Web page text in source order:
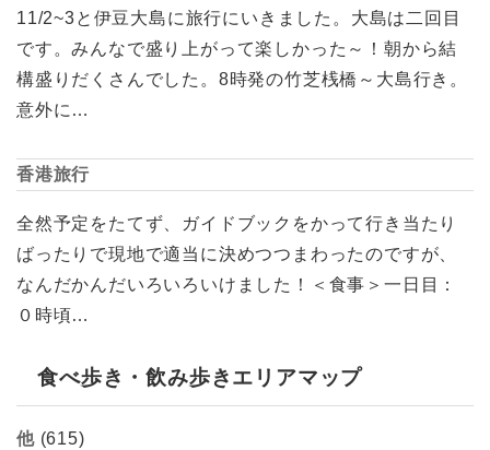
11/2~3と伊豆大島に旅行にいきました。大島は二回目
です。みんなで盛り上がって楽しかった～！朝から結
構盛りだくさんでした。8時発の竹芝桟橋～大島行き。
意外に…
香港旅行
全然予定をたてず、ガイドブックをかって行き当たり
ばったりで現地で適当に決めつつまわったのですが、
なんだかんだいろいろいけました！＜食事＞一日目：
０時頃…
食べ歩き・飲み歩きエリアマップ
他(615)